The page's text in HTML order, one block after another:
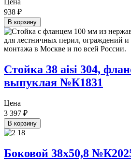
Цена
938 ₽
В корзину
Стойка 38 aisi 304,
выпуклая №К1831
Цена
3 397 ₽
В корзину
Боковой 38х50,8